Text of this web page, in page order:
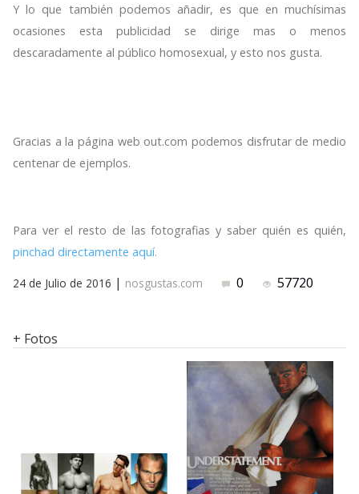
Y lo que también podemos añadir, es que en muchísimas
ocasiones esta publicidad se dirige mas o menos
descaradamente al público homosexual, y esto nos gusta.
Gracias a la página web out.com podemos disfrutar de medio
centenar de ejemplos.
Para ver el resto de las fotografias y saber quién es quién,
pinchad directamente aquí.
24 de Julio de 2016 | nosgustas.com 0 57720
+ Fotos